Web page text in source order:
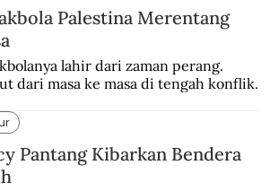
Palestina Merentang
lahir dari zaman perang.
dari masa ke masa di tengah konflik.
Pantang Kibarkan Bendera